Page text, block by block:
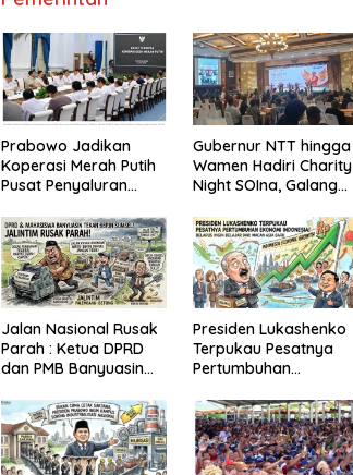
Prabowo Jadikan
Koperasi Merah Putih
Pusat Penyaluran
Pemerintah
Gubernur NTT hingga
Wamen Hadiri Charity
Night SOIna, Galang
Jalan Nasional Rusak
Parah : Ketua DPRD
dan PMB Banyuasin
Presiden Lukashenko
Terpukau Pesatnya
Pertumbuhan